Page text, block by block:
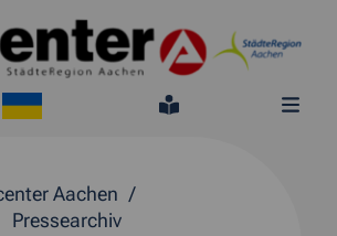
Inhalt
Leichte
Aachen
Pressearchiv